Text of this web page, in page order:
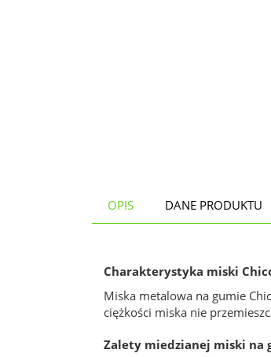
OPIS DANE PRODUKTU
Charakterystyka miski
Miska metalowa na gumie
ciężkości miska nie
Zalety miedzianej miski na